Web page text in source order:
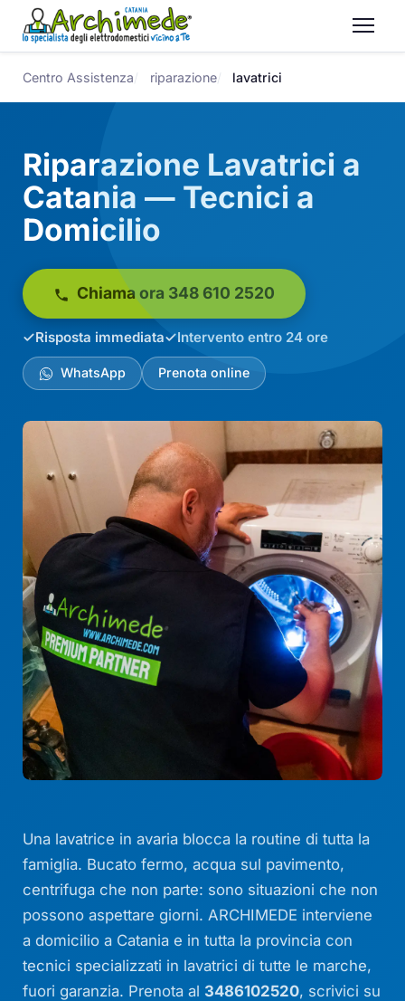
Centro Assistenza riparazione lavatrici
Riparazione Lavatrici a
Catania — Tecnici a
Domicilio
Chiama ora 348 610 2520
Risposta immediata Intervento entro 24 ore
WhatsApp Prenota online
Una lavatrice in avaria blocca la routine di tutta la
famiglia. Bucato fermo, acqua sul pavimento,
centrifuga che non parte: sono situazioni che non
possono aspettare giorni. ARCHIMEDE interviene
a domicilio a Catania e in tutta la provincia con
tecnici specializzati in lavatrici di tutte le marche,
fuori garanzia. Prenota al 3486102520, scrivici su